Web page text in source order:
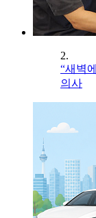
2.
“새벽
의사